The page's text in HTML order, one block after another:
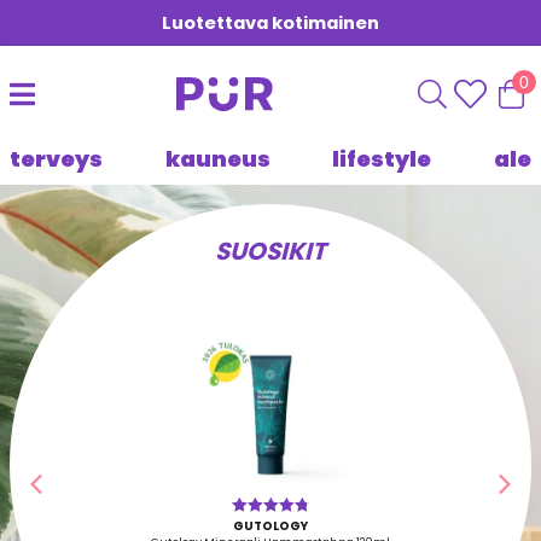
Luotettava kotimainen
0
terveys kauneus lifestyle ale
SUOSIKIT
Arvostelu
GUTOLOGY
Edellinen